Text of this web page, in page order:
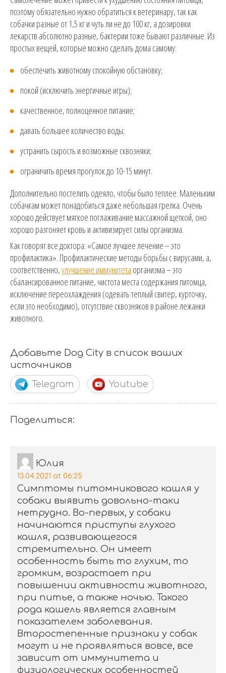
поэтому обязательно нужно обратиться к ветеринару, так как
собачки разные от 1,5 кг и чуть ли не до 100 кг, а дозировки
лекарств абсолютно разные, бактерии тоже бывают различные. Из
простых вещей, которые можно сделать дома самому:
обеспечить животному спокойную обстановку;
покой (исключить энергичные игры);
качественное, полноценное питание;
давать большее количество воды;
устранить сырость и возможные сквозняки;
ограничить время прогулок до 10-15 минут.
Дополнительно постелить одеяло, чтобы было теплее. Маленьким
собачкам может понадобиться даже небольшая грелка. Очень
хорошо действует мягкое поглаживание массажной щеткой, оно
хорошо разгоняет кровь и активизирует силы организма.
Как говорят все доктора: «Самое лучшее лечение – это
профилактика». Профилактические методы борьбы с вирусами, а,
соответственно,улучшение иммунитета организма – это
сбалансированное питание, чистота места содержания питомца,
исключение переохлаждения (одевать теплый свитер, курточку,
если это необходимо), отсутствие сквозняков в районе лежанки
животного.
Добавьте Dog City в список ваших
источников
Telegram
Youtube
Поделиться:
Юлия
13.04.2021 at 06:25
Симптомы питомникового кашля у
собаки выявить довольно-таки
нетрудно. Во-первых, у собаки
начинаются приступы глухого
кашля, развивающегося
стремительно. Он имеет
особенность быть то глухим, то
громким, возрастает при
повышении активности животного,
при питье, а также ночью. Такого
рода кашель является главным
показателем заболевания.
Второстепенные признаки у собак
могут и не проявляться вовсе, все
зависит от иммунитета и
физиологических особенностей